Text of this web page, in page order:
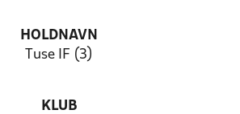
HOLDNAVN
Tuse IF (3)
KLUB